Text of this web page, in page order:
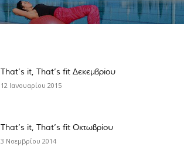
That’s it, That’s fit Δεκεμβρίου
12 Ιανουαρίου 2015
That’s it, That’s fit Οκτωβρίου
3 Νοεμβρίου 2014